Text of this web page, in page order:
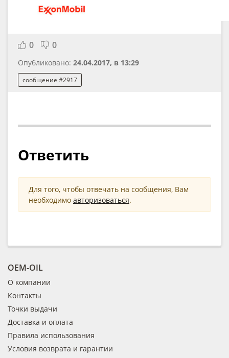
0 0
Опубликовано: 24.04.2017, в 13:29
сообщение #2917
Ответить
Для того, чтобы отвечать на сообщения, Вам
необходимо авторизоваться.
OEM-OIL
О компании
Контакты
Точки выдачи
Доставка и оплата
Правила использования
Условия возврата и гарантии